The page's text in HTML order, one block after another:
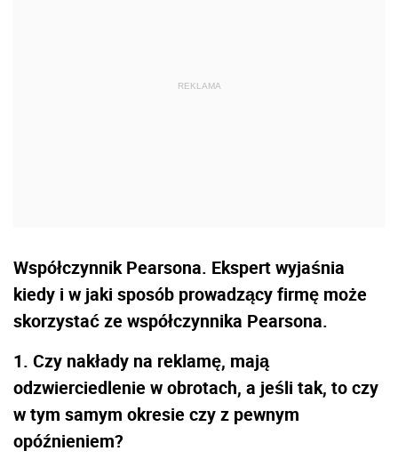
Współczynnik Pearsona. Ekspert wyjaśnia
kiedy i w jaki sposób prowadzący firmę może
skorzystać ze współczynnika Pearsona.
1. Czy nakłady na reklamę, mają
odzwierciedlenie w obrotach, a jeśli tak, to czy
w tym samym okresie czy z pewnym
opóźnieniem?